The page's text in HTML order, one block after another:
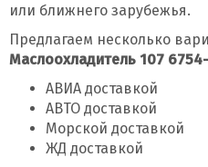
или ближнего зарубежья.
Предлагаем несколько
Маслоохладитель 107 6754-
АВИА доставкой
АВТО доставкой
Морской доставкой
ЖД доставкой